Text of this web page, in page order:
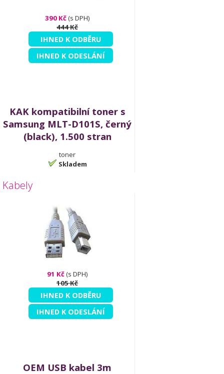
390 Kč(s DPH)
444 Kč
IHNED K ODBĚRU
IHNED K ODESLÁNÍ
KAK kompatibilní toner s
Samsung MLT-D101S, černý
(black), 1.500 stran
toner
Skladem
Kabely
91 Kč(s DPH)
105 Kč
IHNED K ODBĚRU
IHNED K ODESLÁNÍ
OEM USB kabel 3m